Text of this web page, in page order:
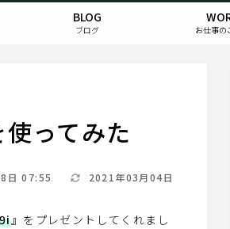
BLOG
ブログ お仕事の
ってみた
日 07:55 2021年03月04日
』をプレゼントしてくれまし